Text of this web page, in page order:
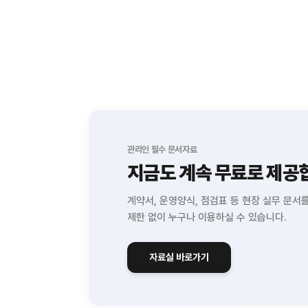
관리인 필수 문서자료
지금도 계속 무료로 제공
계약서, 운영양식, 점검표 등 현장 실무 문서
제한 없이 누구나 이용하실 수 있습니다.
자료실 바로가기